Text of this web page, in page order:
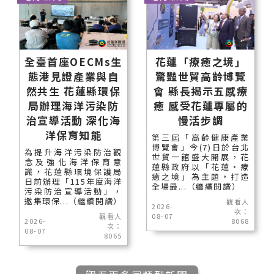
全臺首座OECMs生
態港見證產業與自
然共生 花蓮縣環保
局辦理海洋污染防
治宣導活動 深化海
洋保育知能
為提升海洋污染防治觀
念及強化海洋保育意
識，花蓮縣環境保護局
日前辦理「115年度海洋
污染防治宣導活動」，
邀集環保...（繼續閱讀）
2026-
08-07
觀看人
次：
8065
花蓮「療癒之境」
驚豔世貿高齡博覽
會 縣長揭示五感療
癒 感受花蓮專屬的
慢活步調
第三屆「高齡健康產業
博覽會」今(7)日於台北
世貿一館盛大開展，花
蓮縣政府以「花蓮‧療
癒之境」為主題，打造
全場最...（繼續閱讀）
2026-
08-07
觀看人
次：
8068